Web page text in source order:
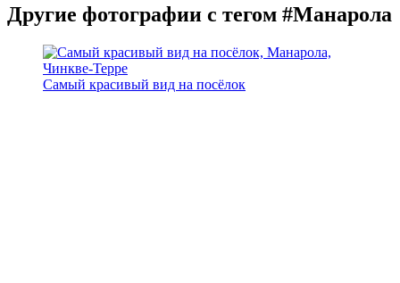
Другие фотографии с тегом #Манарола
Самый красивый вид на посёлок